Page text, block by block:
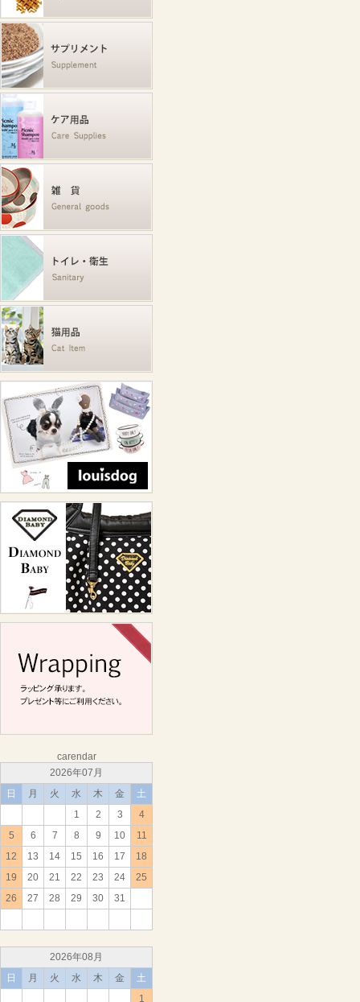
carendar
2026年07月
日
月 火 水 木 金
土
1
2 3
4
5
6 7 8 9 10
11
12
13 14 15 16 17
18
19
20 21 22 23 24
25
26
27 28 29 30 31
2026年08月
日
月 火 水 木 金
土
1